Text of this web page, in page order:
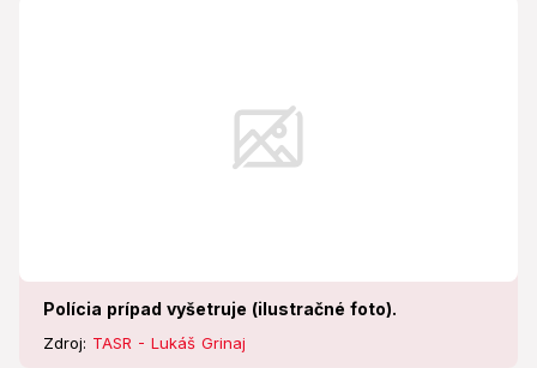
Polícia prípad vyšetruje (ilustračné foto).
Zdroj: TASR - Lukáš Grinaj